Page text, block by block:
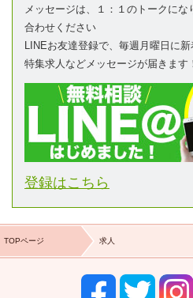
メッセージは、１：１のトークに
合わせください
LINEお友達登録で、毎週月曜日に
特集求人などメッセージが届きます
登録はこちら
TOPページ 求人